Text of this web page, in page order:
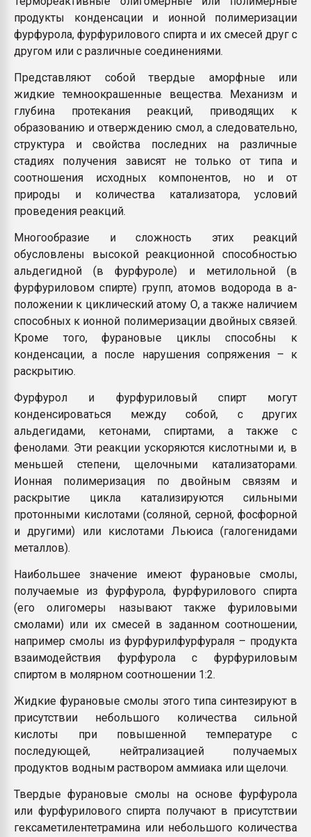
бутылок
продукты конденсации и ионной полимеризации
фурфурола, фурфурилового спирта и их смесей друг с
другом или с различные соединениями.
Представляют собой твердые аморфные или
жидкие темноокрашенные вещества. Механизм и
глубина протекания реакций, приводящих к
образованию и отверждению смол, а следовательно,
структура и свойства последних на различные
стадиях получения зависят не только от типа и
соотношения исходных компонентов, но и от
природы и количества катализатора, условий
проведения реакций.
Многообразие и сложность этих реакций
обусловлены высокой реакционной способностью
альдегидной (в фурфуроле) и метилольной (в
фурфуриловом спирте) групп, атомов водорода в a-
положении к циклический атому О, а также наличием
способных к ионной полимеризации двойных связей.
Кроме того, фурановые циклы способны к
конденсации, а после нарушения сопряжения – к
раскрытию.
Фурфурол и фурфуриловый спирт могут
конденсироваться между собой, с других
альдегидами, кетонами, спиртами, а также с
фенолами. Эти реакции ускоряются кислотными и, в
меньшей степени, щелочными катализаторами.
Ионная полимеризация по двойным связям и
раскрытие цикла катализируются сильными
протонными кислотами (соляной, серной, фосфорной
и другими) или кислотами Льюиса (галогенидами
металлов).
Наибольшее значение имеют фурановые смолы,
получаемые из фурфурола, фурфурилового спирта
(его олигомеры называют также фуриловыми
смолами) или их смесей в заданном соотношении,
например смолы из фурфурилфурфураля – продукта
взаимодействия фурфурола с фурфуриловым
спиртом в молярном соотношении 1:2.
Жидкие фурановые смолы этого типа синтезируют в
присутствии небольшого количества сильной
кислоты при повышенной температуре с
последующей, нейтрализацией получаемых
продуктов водным раствором аммиака или щелочи.
Твердые фурановые смолы на основе фурфурола
или фурфурилового спирта получают в присутствии
гексаметилентетрамина или небольшого количества